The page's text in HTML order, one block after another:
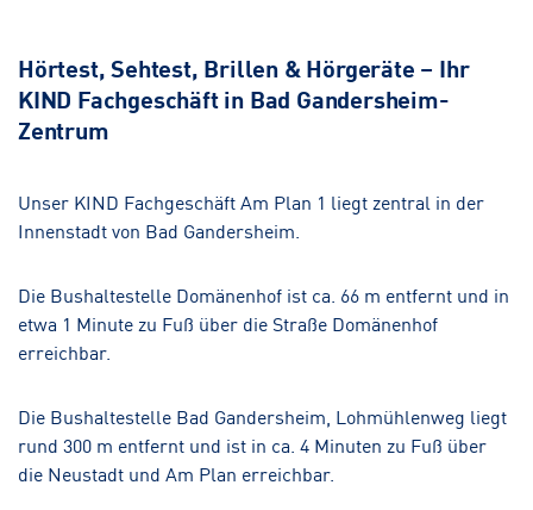
Hörakustik
Augenoptik
Salzgitter-Bad
Hörtest, Sehtest, Brillen & Hörgeräte – Ihr
KIND Fachgeschäft in Bad Gandersheim-
Zentrum
Unser KIND Fachgeschäft Am Plan 1 liegt zentral in der
Innenstadt von Bad Gandersheim.
Die Bushaltestelle Domänenhof ist ca. 66 m entfernt und in
etwa 1 Minute zu Fuß über die Straße Domänenhof
erreichbar.
Die Bushaltestelle Bad Gandersheim, Lohmühlenweg liegt
rund 300 m entfernt und ist in ca. 4 Minuten zu Fuß über
die Neustadt und Am Plan erreichbar.